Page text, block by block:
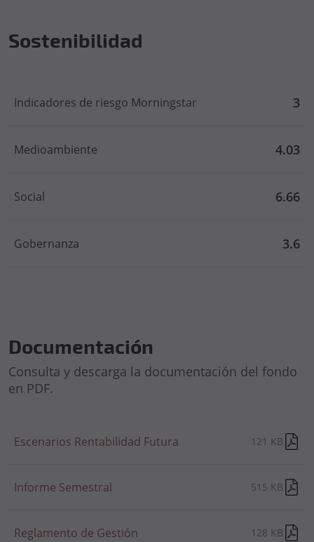
Sostenibilidad
Indicadores de riesgo Morningstar 3
Medioambiente 4.03
Social 6.66
Gobernanza 3.6
Documentación
Consulta y descarga la documentación del fondo
en PDF.
Escenarios Rentabilidad Futura 121 KB
Informe Semestral 515 KB
Reglamento de Gestión 128 KB